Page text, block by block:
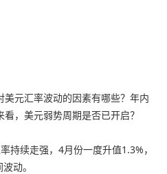
元汇率波动的因素有哪些？年内
，美元弱势周期是否已开启？
续走强，4月份一度升值1.3%，
动。